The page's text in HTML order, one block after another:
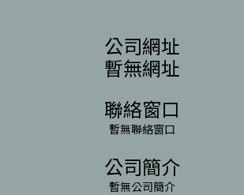
公司網址
暫無網址
聯絡窗口
暫無聯絡窗口
公司簡介
暫無公司簡介